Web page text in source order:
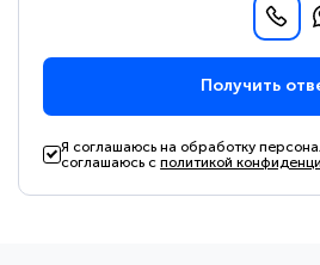
Получить
Я соглашаюсь на обработку
соглашаюсь сполитикой